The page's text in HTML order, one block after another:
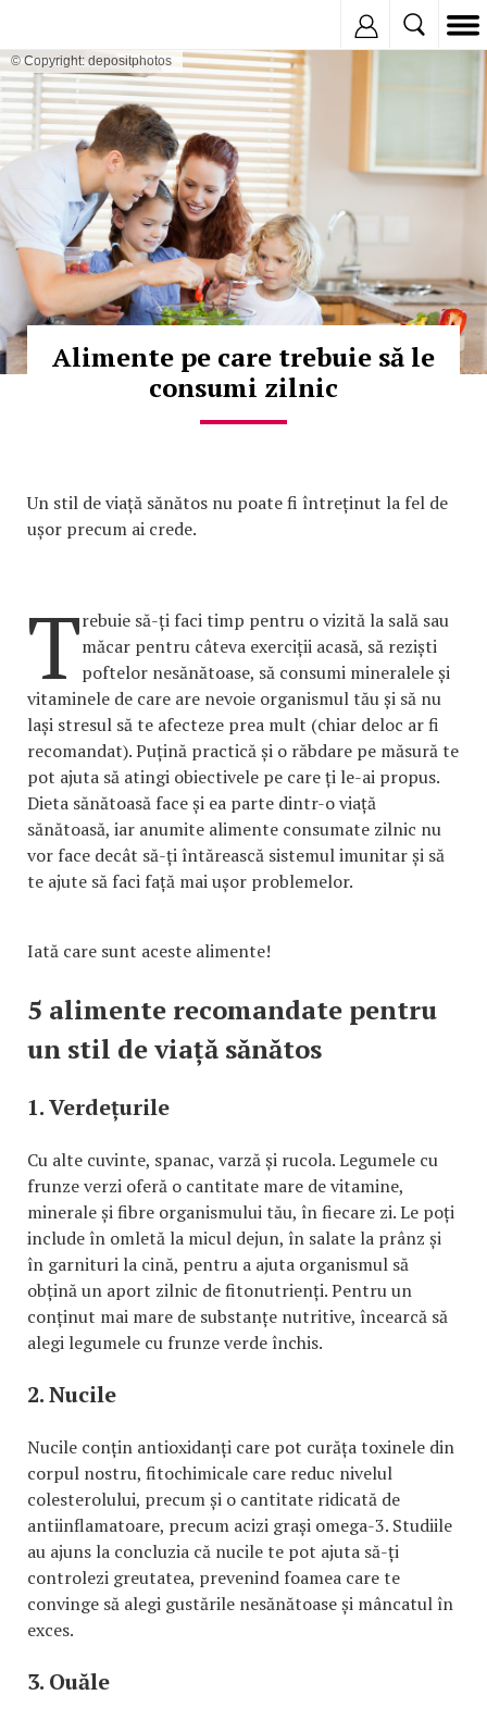
© Copyright: depositphotos
Alimente pe care trebuie să le
consumi zilnic
Un stil de viață sănătos nu poate fi întreținut la fel de
ușor precum ai crede.
Trebuie să-ți faci timp pentru o vizită la sală sau
măcar pentru câteva exerciții acasă, să reziști
poftelor nesănătoase, să consumi mineralele și
vitaminele de care are nevoie organismul tău și să nu
lași stresul să te afecteze prea mult (chiar deloc ar fi
recomandat). Puțină practică și o răbdare pe măsură te
pot ajuta să atingi obiectivele pe care ți le-ai propus.
Dieta sănătoasă face și ea parte dintr-o viață
sănătoasă, iar anumite alimente consumate zilnic nu
vor face decât să-ți întărească sistemul imunitar și să
te ajute să faci față mai ușor problemelor.
Iată care sunt aceste alimente!
5 alimente recomandate pentru
un stil de viață sănătos
1. Verdețurile
Cu alte cuvinte, spanac, varză și rucola. Legumele cu
frunze verzi oferă o cantitate mare de vitamine,
minerale și fibre organismului tău, în fiecare zi. Le poți
include în omletă la micul dejun, în salate la prânz și
în garnituri la cină, pentru a ajuta organismul să
obțină un aport zilnic de fitonutrienți. Pentru un
conținut mai mare de substanțe nutritive, încearcă să
alegi legumele cu frunze verde închis.
2. Nucile
Nucile conțin antioxidanți care pot curăța toxinele din
corpul nostru, fitochimicale care reduc nivelul
colesterolului, precum și o cantitate ridicată de
antiinflamatoare, precum acizi grași omega-3. Studiile
au ajuns la concluzia că nucile te pot ajuta să-ți
controlezi greutatea, prevenind foamea care te
convinge să alegi gustările nesănătoase și mâncatul în
exces.
3. Ouăle